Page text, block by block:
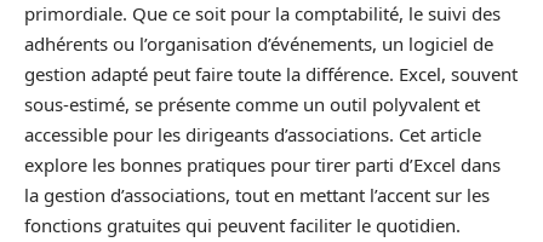
primordiale. Que ce soit pour la comptabilité, le suivi des
adhérents ou l’organisation d’événements, un logiciel de
gestion adapté peut faire toute la différence. Excel, souvent
sous-estimé, se présente comme un outil polyvalent et
accessible pour les dirigeants d’associations. Cet article
explore les bonnes pratiques pour tirer parti d’Excel dans
la gestion d’associations, tout en mettant l’accent sur les
fonctions gratuites qui peuvent faciliter le quotidien.